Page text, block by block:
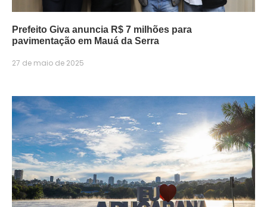
Prefeito Giva anuncia R$ 7 milhões para
pavimentação em Mauá da Serra
27 de maio de 2025